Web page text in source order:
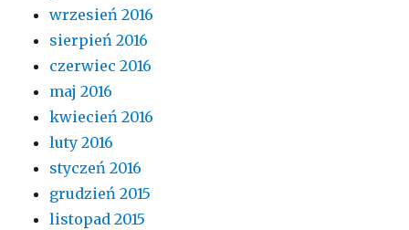
wrzesień 2016
sierpień 2016
czerwiec 2016
maj 2016
kwiecień 2016
luty 2016
styczeń 2016
grudzień 2015
listopad 2015